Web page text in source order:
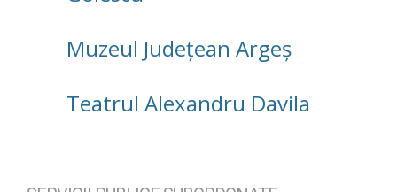
Muzeul Județean Argeș
Teatrul Alexandru Davila